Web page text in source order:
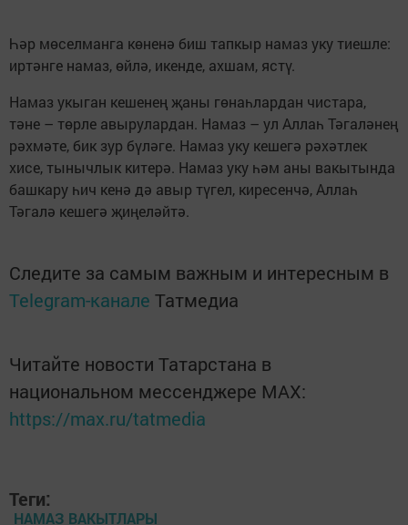
Һәр мөселманга көненә биш тапкыр намаз уку тиешле:
иртәнге намаз, өйлә, икенде, ахшам, ястү.
Намаз укыган кешенең җаны гөнаһлардан чистара,
тәне – төрле авырулардан. Намаз – ул Аллаһ Тәгаләнең
рәхмәте, бик зур бүләге. Намаз уку кешегә рәхәтлек
хисе, тынычлык китерә. Намаз уку һәм аны вакытында
башкару һич кенә дә авыр түгел, киресенчә, Аллаһ
Тәгалә кешегә җиңеләйтә.
Следите за самым важным и интересным в
Telegram-канале Татмедиа
Читайте новости Татарстана в
национальном мессенджере MАХ:
https://max.ru/tatmedia
Теги:
НАМАЗ ВАКЫТЛАРЫ